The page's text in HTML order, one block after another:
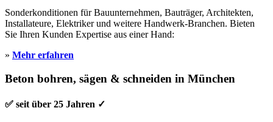
Sonderkonditionen für Bauunternehmen, Bauträger, Architekten,
Installateure, Elektriker und weitere Handwerk-Branchen. Bieten
Sie Ihren Kunden Expertise aus einer Hand:
» Mehr erfahren
Beton bohren, sägen & schneiden in München
✅ seit über 25 Jahren ✓